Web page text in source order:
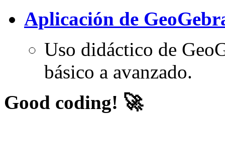
Aplicación de
Uso didáctico de
básico a avanzado.
Good coding! 🚀